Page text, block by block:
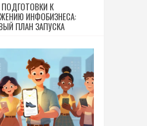
К
ИНФОБИЗНЕСА:
ПЛАН ЗАПУСКА